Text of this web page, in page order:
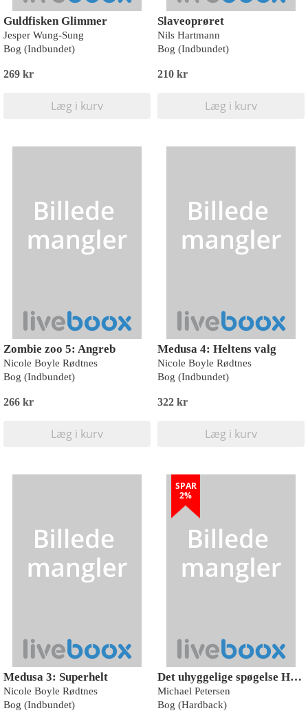
Guldfisken Glimmer
Jesper Wung-Sung
Bog (Indbundet)
269 kr
Læg i kurv
Slaveoprøret
Nils Hartmann
Bog (Indbundet)
210 kr
Læg i kurv
Zombie zoo 5: Angreb
Nicole Boyle Rødtnes
Bog (Indbundet)
266 kr
Læg i kurv
Medusa 4: Heltens valg
Nicole Boyle Rødtnes
Bog (Indbundet)
322 kr
Læg i kurv
Medusa 3: Superhelt
Nicole Boyle Rødtnes
Bog (Indbundet)
SPAR
2%
Det uhyggelige spøgelse Hubert
Michael Petersen
Bog (Hardback)